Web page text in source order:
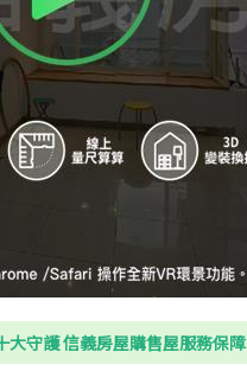
F 善導寺站 - 出口3
G 善導寺站 - 出口5
善導寺站 - 出口2
I 東門站 - 出口3
善導寺站 - 出口1
L 東門站 - 出口8
M 東門站 - 出口4
N 東門站 - 出口7
大守護 信義房屋購售屋服務保障